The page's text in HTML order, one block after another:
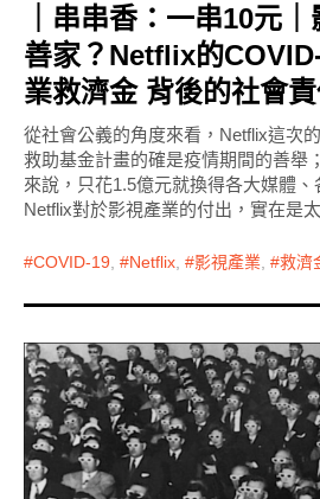
｜串串香：一串10元
善家？Netflix的
業救濟金 背後的社會
從社會公義的角度來看，Netflix這次
救助基金計畫的確是疫情期間的善舉
來說，只花1.5億元就換得各大媒體
Netflix對於影視產業的付出，實在是
COVID-19 , Netflix , 影視產業 , 救濟